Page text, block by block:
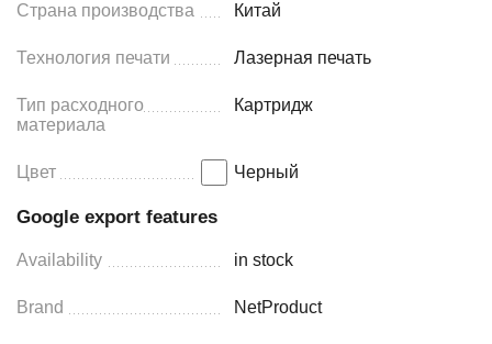
Страна производства Китай
Технология печати Лазерная печать
Тип расходного
материала
Картридж
Цвет Черный
Google export features
Availability in stock
Brand NetProduct